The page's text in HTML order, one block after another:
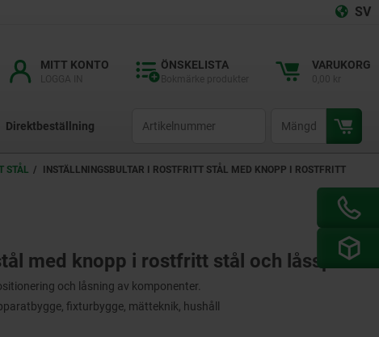
SV
MITT KONTO ÖNSKELISTA VARUKORG
Direktbeställning
STÅL
INSTÄLLNINGSBULTAR I ROSTFRITT STÅL MED KNOPP I ROSTFRITT
med knopp i rostfritt stål och låsspår
och låsning av komponenter.
fixturbygge, mätteknik, hushåll